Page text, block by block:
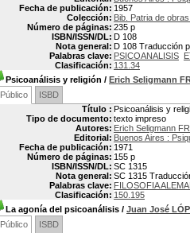
Fecha de publicación: 1957
Colección: Bib. Patria de
Número de páginas: 235 p
ISBN/ISSN/DL: D 108
Nota general: D 108 Traducción
Palabras clave: PSICOANALISIS
Clasificación: 131.34
Psicoanálisis y religión / Erich Seligmann
Público
ISBD
Título : Psicoanálisis y
Tipo de documento: texto impreso
Autores: Erich Seligmann
Editorial: Buenos Aires :
Fecha de publicación: 1971
Número de páginas: 155 p
ISBN/ISSN/DL: SC 1315
Nota general: SC 1315
Palabras clave: FILOSOFIA
Clasificación: 150.195
La agonía del psicoanálisis / Juan José
Público
ISBD